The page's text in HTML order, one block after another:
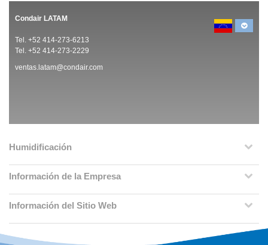
Condair LATAM
Tel. +52 414-273-6213
Tel. +52 414-273-2229
ventas.latam@condair.com
Humidificación
Información de la Empresa
Información del Sitio Web